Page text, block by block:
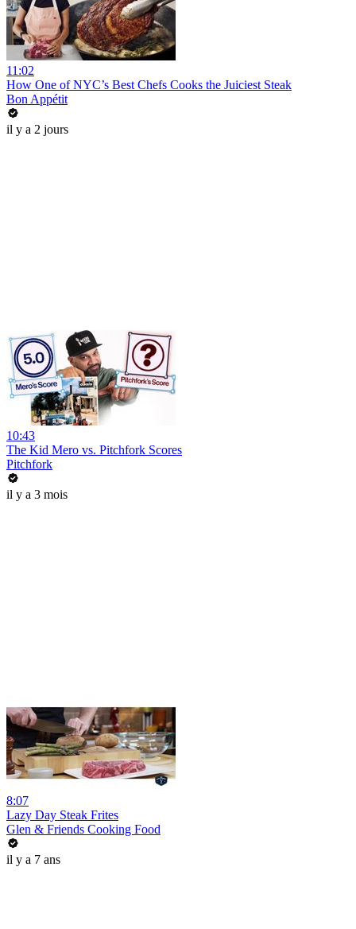
11:02
How One of NYC’s Best Chefs Cooks the Juiciest Steak
Bon Appétit
il y a 2 jours
10:43
The Kid Mero vs. Pitchfork Scores
Pitchfork
il y a 3 mois
8:07
Lazy Day Steak Frites
Glen & Friends Cooking Food
il y a 7 ans